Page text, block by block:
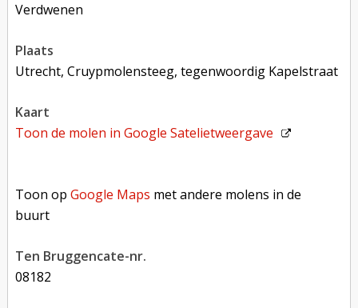
verdwenen
plaats
Utrecht, Cruypmolensteeg, tegenwoordig Kapelstraat
kaart
Toon de molen inGoogle Satelietweergave
Toon opGoogle Maps met andere molens in de
buurt
Ten Bruggencate-nr.
08182